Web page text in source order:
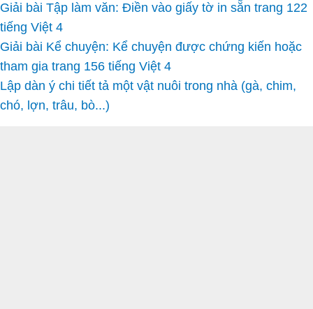
Giải bài Tập làm văn: Điền vào giấy tờ in sẵn trang 122
tiếng Việt 4
Giải bài Kể chuyện: Kể chuyện được chứng kiến hoặc
tham gia trang 156 tiếng Việt 4
Lập dàn ý chi tiết tả một vật nuôi trong nhà (gà, chim,
chó, lợn, trâu, bò...)